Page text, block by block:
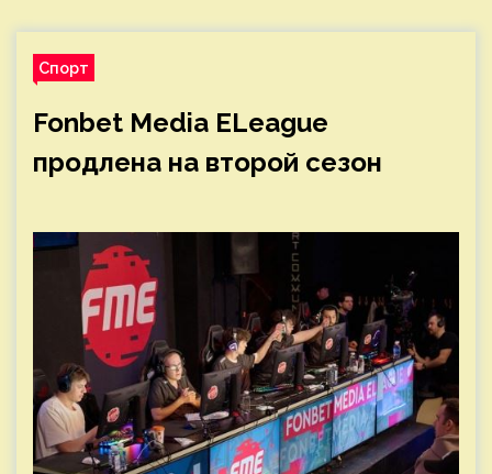
Спорт
Fonbet Media ELeague
продлена на второй сезон